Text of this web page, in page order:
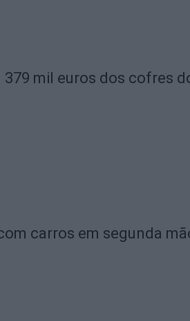
mil euros dos cofres
carros em segunda